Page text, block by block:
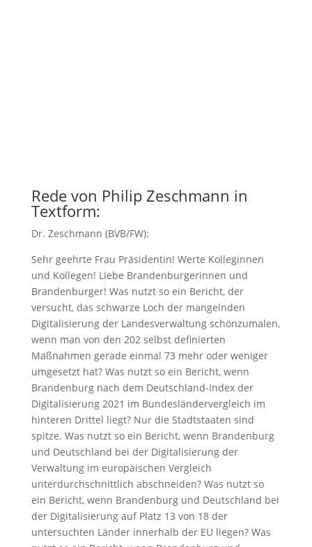
Rede von Philip Zeschmann in
Textform:
Dr. Zeschmann (BVB/FW):
Sehr geehrte Frau Präsidentin! Werte Kolleginnen
und Kollegen! Liebe Brandenburgerinnen und
Brandenburger! Was nutzt so ein Bericht, der
versucht, das schwarze Loch der mangelnden
Digitalisierung der Landesverwaltung schönzumalen,
wenn man von den 202 selbst definierten
Maßnahmen gerade einmal 73 mehr oder weniger
umgesetzt hat? Was nutzt so ein Bericht, wenn
Brandenburg nach dem Deutschland-Index der
Digitalisierung 2021 im Bundesländervergleich im
hinteren Drittel liegt? Nur die Stadtstaaten sind
spitze. Was nutzt so ein Bericht, wenn Brandenburg
und Deutschland bei der Digitalisierung der
Verwaltung im europäischen Vergleich
unterdurchschnittlich abschneiden? Was nutzt so
ein Bericht, wenn Brandenburg und Deutschland bei
der Digitalisierung auf Platz 13 von 18 der
untersuchten Länder innerhalb der EU liegen? Was